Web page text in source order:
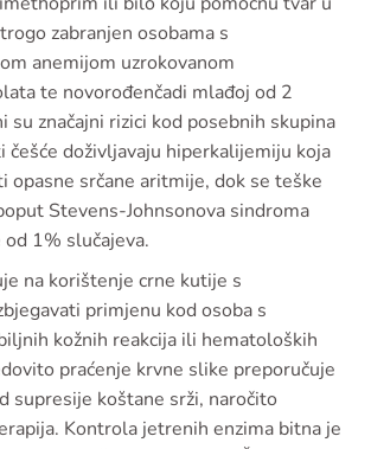
zabranjen osobama s
anemijom uzrokovanom
te novorođenčadi mlađoj od 2
su značajni rizici kod posebnih skupina
češće doživljavaju hiperkalijemiju koja
opasne srčane aritmije, dok se teške
Stevens-Johnsonova sindroma
1% slučajeva.
na korištenje crne kutije s
primjenu kod osoba s
kožnih reakcija ili hematoloških
praćenje krvne slike preporučuje
supresije koštane srži, naročito
Kontrola jetrenih enzima bitna je